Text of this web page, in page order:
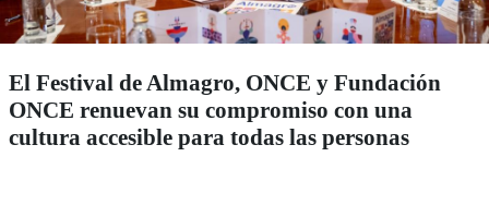
El Festival de Almagro, ONCE y Fundación
ONCE renuevan su compromiso con una
cultura accesible para todas las personas